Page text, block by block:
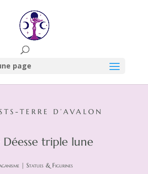
page
TERRE D’AVALON
Déesse triple lune
| Statues & Figurines